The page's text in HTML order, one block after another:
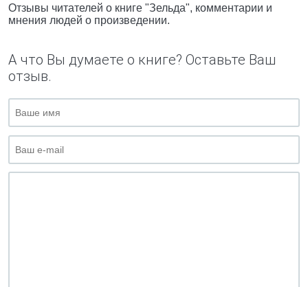
Отзывы читателей о книге "Зельда", комментарии и
мнения людей о произведении.
А что Вы думаете о книге? Оставьте Ваш
отзыв.